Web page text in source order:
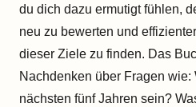
du dich dazu ermutigt fühlen,
neu zu bewerten und
dieser Ziele zu finden. Das
Nachdenken über Fragen wie:
nächsten fünf Jahren sein?